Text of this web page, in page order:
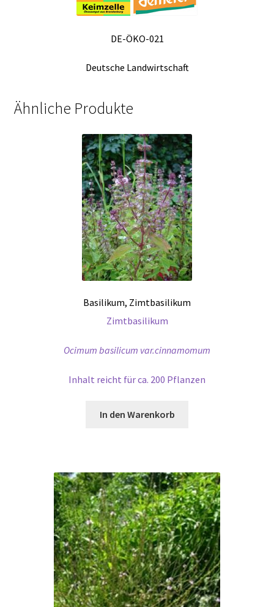
DE-ÖKO-021
Deutsche Landwirtschaft
Ähnliche Produkte
Basilikum, Zimtbasilikum
Zimtbasilikum
Ocimum basilicum var.cinnamomum
Inhalt reicht für ca. 200 Pflanzen
In den Warenkorb